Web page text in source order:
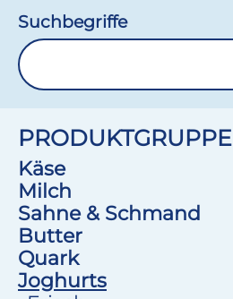
Suchbegriffe
PRODUKTGRUPPE
Käse
Milch
Sahne & Schmand
Butter
Quark
Joghurts